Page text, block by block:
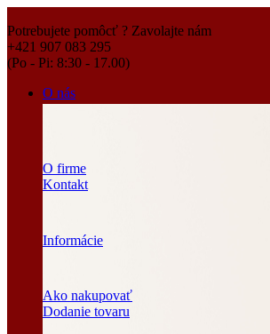
Potrebujete pomôcť ? Zavolajte nám
+421 907 083 295
(Po - Pi: 8:30 - 17.00)
O nás
O firme
Kontakt
Informácie
Ako nakupovať
Dodanie tovaru